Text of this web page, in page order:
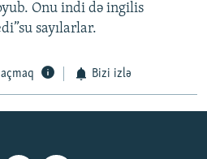
Onu indi də ingilis
sayılarlar.
Bizi izlə